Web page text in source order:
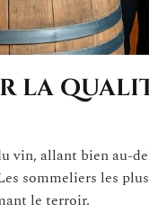
la
vin, allant bien au-
sommeliers les
le terroir.